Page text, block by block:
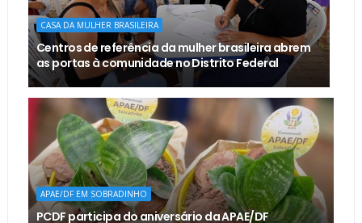
CASA DA MULHER BRASILEIRA
Centros de referência da mulher brasileira abrem
as portas à comunidade no Distrito Federal
APAE/DF EM SOBRADINHO
PCDF participa do aniversário da APAE/DF